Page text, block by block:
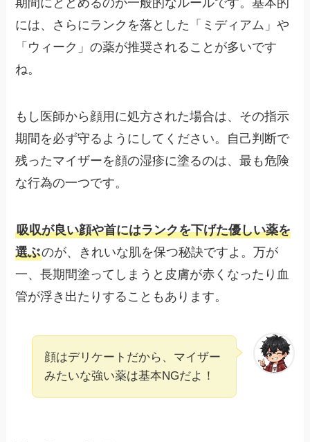
期間にとどめるのが一般的なルールです。基本的
には、さらにランクを落とした「ミディアム」や
「ウィーク」の薬が推奨されることが多いです
ね。
もし医師から顔用に処方された場合は、その指示
期間を必ず守るようにしてください。自己判断で
残ったマイザーを顔の湿疹に塗るのは、最も危険
な行為の一つです。
吸収が良い顔や首にはランクを下げた優しい薬を
選ぶのが、きれいな肌を保つ秘訣ですよ。万が
一、長期間塗ってしまうと皮膚が赤くなったり血
管が浮き出たりすることもあります。
顔はデリケートだから、マイザー
みたいな強い薬は基本NGだよ！